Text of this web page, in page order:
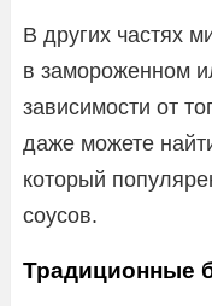
В других частях
в замороженном
зависимости от
даже можете
который
соусов.
Традиционные